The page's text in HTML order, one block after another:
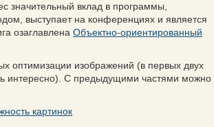
значительный вклад в программы,
выступает на конференциях и является
озаглавлена Объектно-ориентированный
оптимизации изображений (в первых двух
интересно). С предыдущими частями можно
картинок